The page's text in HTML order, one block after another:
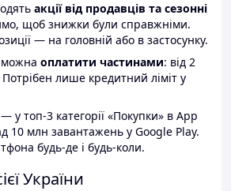
акції від продавців та сезонні
щоб знижки були справжніми.
— на головній або в застосунку.
можна оплатити частинами: від 2
лише кредитний ліміт у
— у топ-3 категорії «Покупки» в App
10 млн завантажень у Google Play.
будь-де і будь-коли.
України